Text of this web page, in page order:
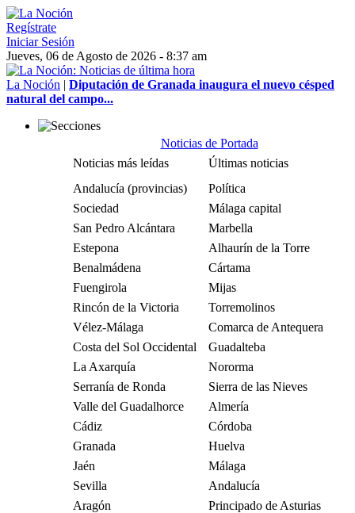
Regístrate
Iniciar Sesión
Jueves, 06 de Agosto de 2026 - 8:37 am
La Noción | Diputación de Granada inaugura el nuevo césped
natural del campo...
Noticias de Portada
Noticias más leídas
Últimas noticias
Andalucía (provincias)
Política
Sociedad
Málaga capital
San Pedro Alcántara
Marbella
Estepona
Alhaurín de la Torre
Benalmádena
Cártama
Fuengirola
Mijas
Rincón de la Victoria
Torremolinos
Vélez-Málaga
Comarca de Antequera
Costa del Sol Occidental
Guadalteba
La Axarquía
Nororma
Serranía de Ronda
Sierra de las Nieves
Valle del Guadalhorce
Almería
Cádiz
Córdoba
Granada
Huelva
Jaén
Málaga
Sevilla
Andalucía
Aragón
Principado de Asturias